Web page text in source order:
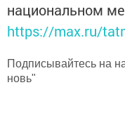
национальном
https://max.ru/
Подписывайтесь на
новь"